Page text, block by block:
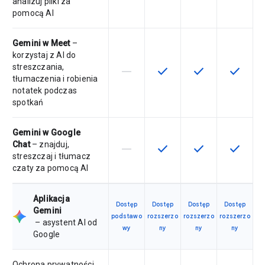
pomocą AI
Gemini w Meet–
korzystaj z AI do
streszczania,
tłumaczenia i robienia
notatek podczas
spotkań
Ta funkcja nie jest dostępna w
horizontal_rule Ta funkcja jest dostępna
check Ta funkcja jest
check Ta
check
Gemini w Google
Chat– znajduj,
streszczaj i tłumacz
czaty za pomocą AI
Ta funkcja nie jest dostępna w
horizontal_rule Ta funkcja jest dostępna
check Ta funkcja jest
check Ta
check
Aplikacja
Gemini
– asystent AI od
Google
Dostęp
podstawo
wy
Dostęp
rozszerzo
ny
Dostęp
rozszerzo
ny
Dostęp
rozszerzo
ny